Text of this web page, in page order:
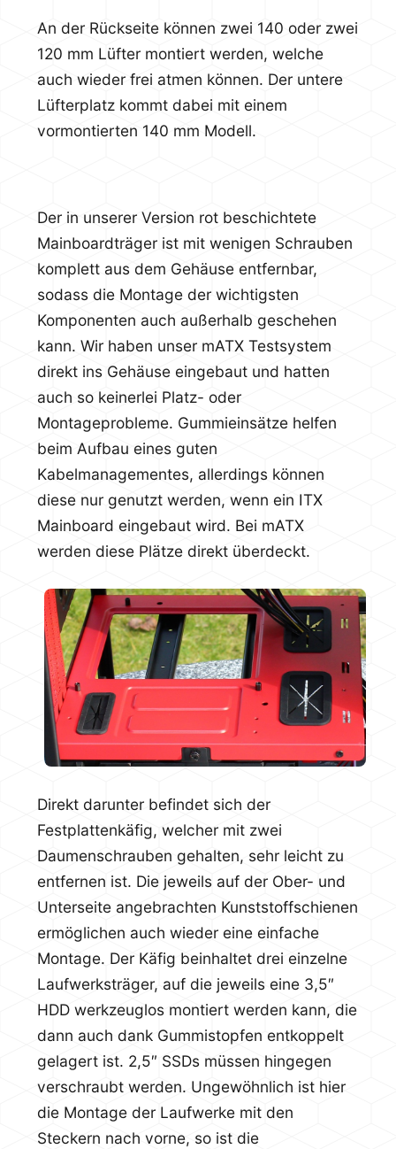
An der Rückseite können zwei 140 oder zwei
120 mm Lüfter montiert werden, welche
auch wieder frei atmen können. Der untere
Lüfterplatz kommt dabei mit einem
vormontierten 140 mm Modell.
Der in unserer Version rot beschichtete
Mainboardträger ist mit wenigen Schrauben
komplett aus dem Gehäuse entfernbar,
sodass die Montage der wichtigsten
Komponenten auch außerhalb geschehen
kann. Wir haben unser mATX Testsystem
direkt ins Gehäuse eingebaut und hatten
auch so keinerlei Platz- oder
Montageprobleme. Gummieinsätze helfen
beim Aufbau eines guten
Kabelmanagementes, allerdings können
diese nur genutzt werden, wenn ein ITX
Mainboard eingebaut wird. Bei mATX
werden diese Plätze direkt überdeckt.
Direkt darunter befindet sich der
Festplattenkäfig, welcher mit zwei
Daumenschrauben gehalten, sehr leicht zu
entfernen ist. Die jeweils auf der Ober- und
Unterseite angebrachten Kunststoffschienen
ermöglichen auch wieder eine einfache
Montage. Der Käfig beinhaltet drei einzelne
Laufwerksträger, auf die jeweils eine 3,5″
HDD werkzeuglos montiert werden kann, die
dann auch dank Gummistopfen entkoppelt
gelagert ist. 2,5″ SSDs müssen hingegen
verschraubt werden. Ungewöhnlich ist hier
die Montage der Laufwerke mit den
Steckern nach vorne, so ist die